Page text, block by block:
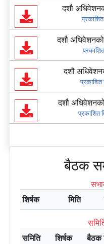
माननीय सदस्यहरुको सपथग्रहण
माननीय सभामुखको निर्वाचन
माननीय उप–सभामुखको निर्वाचन
३. प्रदेश सभाका समिति सम्बन्धी
समितिको नाम
कार्य व्यवस्था परामर्श समिति
विषयगत समितिहरु
१) अर्थ तथा विकास समिति
३) प्रदेश मामिला तथा कानून
४) सामाजिक विकास तथा कृषि
दशौ
प्रकाशित
दशौ
दशौ
प्रकाशित
दशौ
प्रकाशित
बैठक
शिर्षक
मिति
समिति
शिर्षक बैठक